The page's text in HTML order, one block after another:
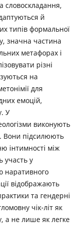
словоскладання,
й
типів формальної
значна частина
метафорах і
різні
на
для
емоцій,
У
виконують
Вони підсилюють
інтимності між
участь у
наративного
відображають
та гендерні
чік-літ як
а не лише як легке